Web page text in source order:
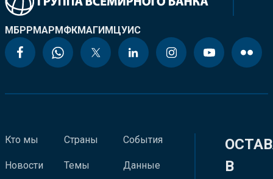
МБРРМАРМФКМАГИМЦУИС
Кто мы
Новости
Страны
Темы
События
Данные
В